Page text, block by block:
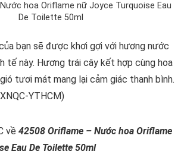
hoa Oriflame nữ Joyce Turquoise Eau
De Toilette 50ml
bạn sẽ được khơi gợi với hương nước
tế này. Hương trái cây kết hợp cùng hoa
tươi mát mang lại cảm giác thanh bình.
YTHCM)
về 42508 Oriflame – Nước hoa Oriflame
Eau De Toilette 50ml